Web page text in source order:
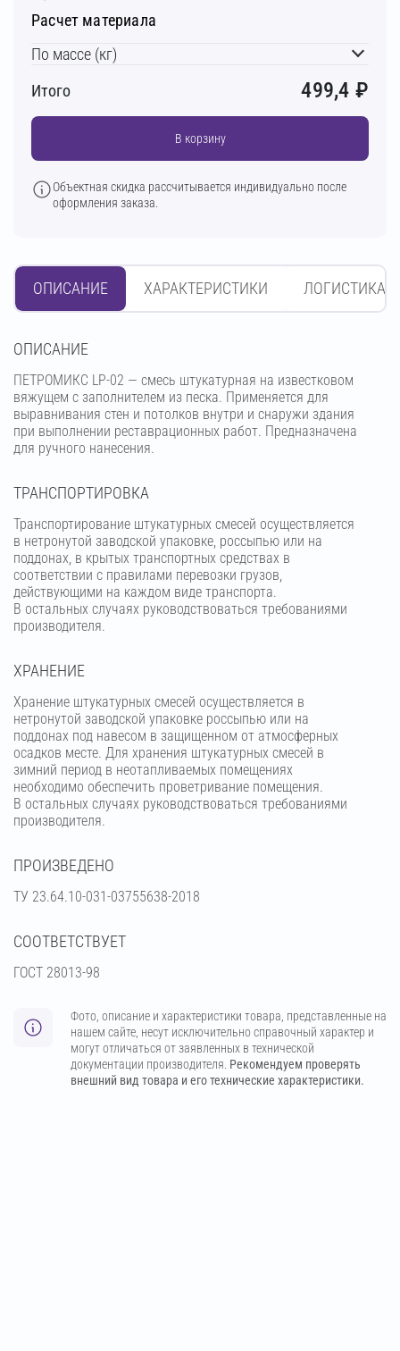
Расчет материала
По массе (кг)
Итого
499,4 ₽
В корзину
Объектная скидка рассчитывается индивидуально после
оформления заказа.
ОПИСАНИЕ ХАРАКТЕРИСТИКИ ЛОГИСТИКА
OПИСАНИЕ
ПЕТРОМИКС LP-02 — смесь штукатурная на известковом
вяжущем с заполнителем из песка. Применяется для
выравнивания стен и потолков внутри и снаружи здания
при выполнении реставрационных работ. Предназначена
для ручного нанесения.
ТРАНСПОРТИРОВКА
Транспортирование штукатурных смесей осуществляется
в нетронутой заводской упаковке, россыпью или на
поддонах, в крытых транспортных средствах в
соответствии с правилами перевозки грузов,
действующими на каждом виде транспорта.
В остальных случаях руководствоваться требованиями
производителя.
ХРАНЕНИЕ
Хранение штукатурных смесей осуществляется в
нетронутой заводской упаковке россыпью или на
поддонах под навесом в защищенном от атмосферных
осадков месте. Для хранения штукатурных смесей в
зимний период в неотапливаемых помещениях
необходимо обеспечить проветривание помещения.
В остальных случаях руководствоваться требованиями
производителя.
ПРОИЗВЕДЕНО
ТУ 23.64.10-031-03755638-2018
СООТВЕТСТВУЕТ
ГОСТ 28013-98
Фото, описание и характеристики товара, представленные на
нашем сайте, несут исключительно справочный характер и
могут отличаться от заявленных в технической
документации производителя. Рекомендуем проверять
внешний вид товара и его технические характеристики.